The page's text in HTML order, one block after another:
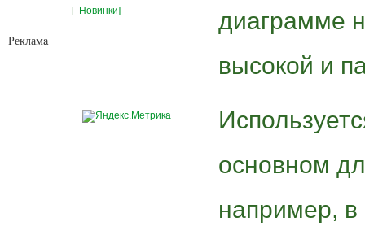
[ Новинки]
Рекламa
диаграмме
высокой и
основном
например,